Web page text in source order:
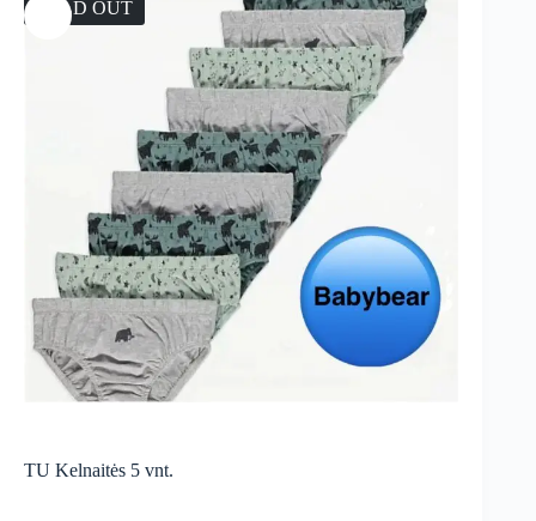
SOLD OUT
TU Kelnaitės 5 vnt.